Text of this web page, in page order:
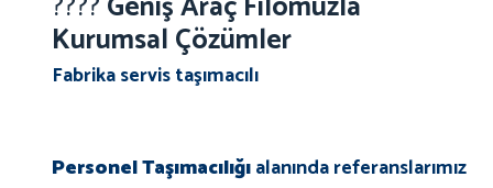
Kurumsal Çözümler
Fabrika servis taşımacılı
Personel Taşımacılığıalanında referanslarımız